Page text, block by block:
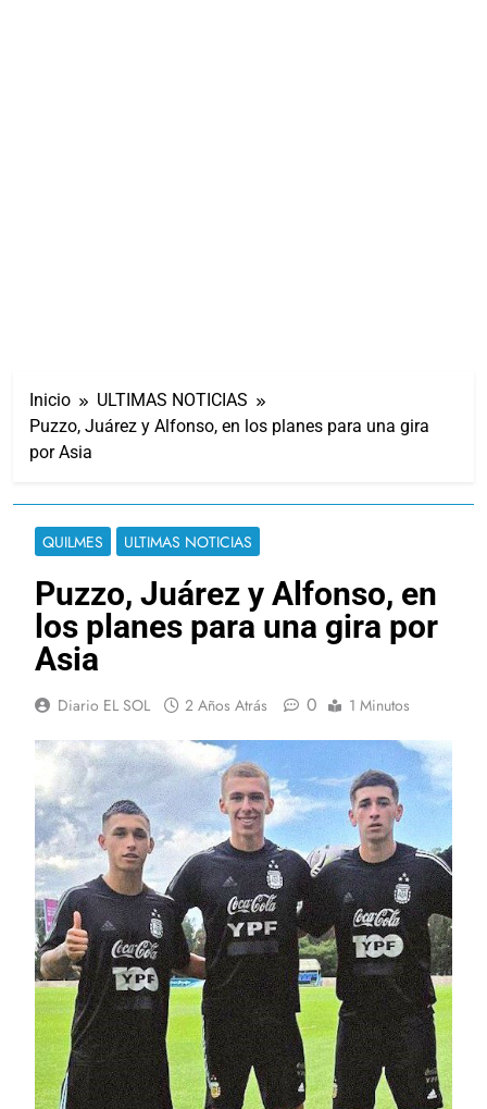
Inicio
ULTIMAS NOTICIAS
Puzzo, Juárez y Alfonso, en los planes para una gira
por Asia
QUILMES ULTIMAS NOTICIAS
Puzzo, Juárez y Alfonso, en
los planes para una gira por
Asia
Diario EL SOL 2 Años Atrás 0 1 Minutos